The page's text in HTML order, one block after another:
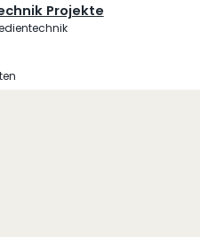
Projekte